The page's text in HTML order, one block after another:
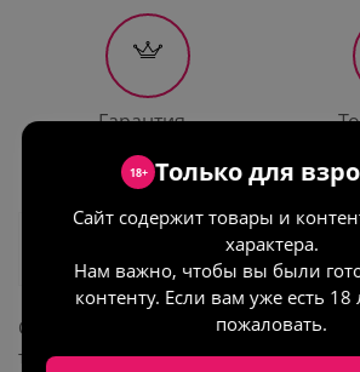
Гарантия
Соблазнительный неоновый топ с
трусиками из коллекцииOUCH!
18+ Только для
Сайт содержит товары и
характера.
Нам важно, чтобы вы были
контенту. Если вам уже есть
пожаловать.